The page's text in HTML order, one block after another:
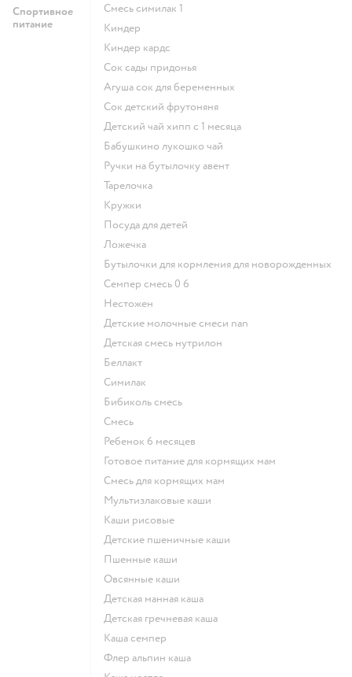
Спортивное
питание
смесь симилак 1
киндер
киндер кардс
сок сады придонья
агуша сок для беременных
сок детский фрутоняня
детский чай хипп с 1 месяца
бабушкино лукошко чай
ручки на бутылочку авент
тарелочка
кружки
посуда для детей
ложечка
бутылочки для кормления для новорожденных
семпер смесь 0 6
нестожен
Детские молочные смеси nan
детская смесь нутрилон
беллакт
симилак
бибиколь смесь
смесь
ребенок 6 месяцев
готовое питание для кормящих мам
смесь для кормящих мам
Мультизлаковые каши
Каши рисовые
Детские пшеничные каши
Пшенные каши
овсянные каши
детская манная каша
детская гречневая каша
каша семпер
флер альпин каша